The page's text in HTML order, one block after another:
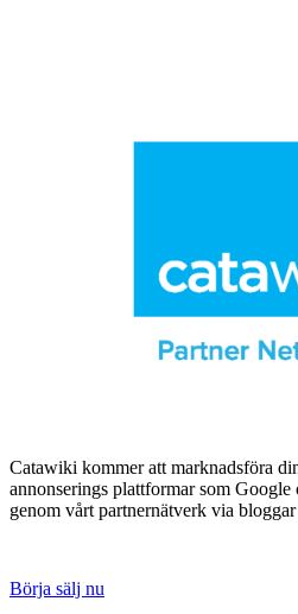
Catawiki kommer att marknadsföra
annonserings plattformar som
genom vårt partnernätverk via
Börja sälj nu